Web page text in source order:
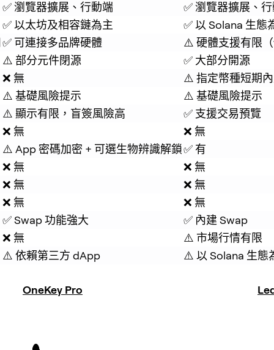
✅ 瀏覽器擴展、行動端
✅ 瀏覽器擴展、
✅ 以太坊及相容鏈為主
✅ 以 Solana 生態
✅ 可連接多品牌硬體
⚠️ 硬體支援有限
⚠️ 部分元件閉源
✅ 大部分開源
❌ 無
⚠️ 指定幣種短期
⚠️ 基礎風險提示
⚠️ 基礎風險提示
⚠️ 顯示有限，盲簽風險高
✅ 支援交易預覽
❌ 無
❌ 無
⚠️ App 密碼加密 + 可選生物辨識解鎖✅ 有
❌ 無
❌ 無
❌ 無
❌ 無
❌ 無
❌ 無
✅ Swap 功能強大
✅ 內建 Swap
❌ 無
⚠️ 市場行情有限
⚠️ 依賴第三方 dApp
⚠️ 以 Solana 生態
OneKey Pro